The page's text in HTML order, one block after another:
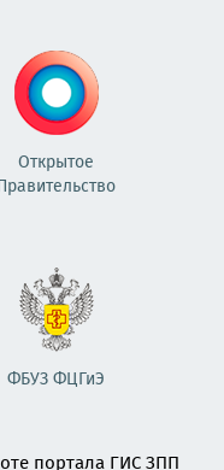
Открытое
ФБУЗ ФЦГиЭ
портала ГИС ЗПП